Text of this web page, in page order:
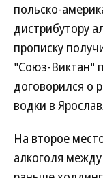
польско-
дистрибутору
прописку
"Союз-Виктан"
договорился о
водки в
На второе
алкоголя